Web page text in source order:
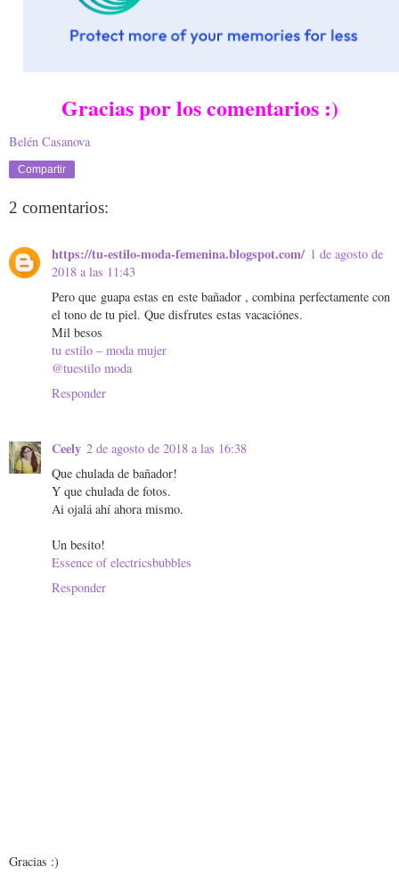
Gracias por los comentarios :)
Belén Casanova
Compartir
2 comentarios:
https://tu-estilo-moda-femenina.blogspot.com/ 1 de agosto de
2018 a las 11:43
Pero que guapa estas en este bañador , combina perfectamente con
el tono de tu piel. Que disfrutes estas vacaciónes.
Mil besos
tu estilo – moda mujer
@tuestilo moda
Responder
Ceely 2 de agosto de 2018 a las 16:38
Que chulada de bañador!
Y que chulada de fotos.
Ai ojalá ahí ahora mismo.
Un besito!
Essence of electricsbubbles
Responder
Gracias :)